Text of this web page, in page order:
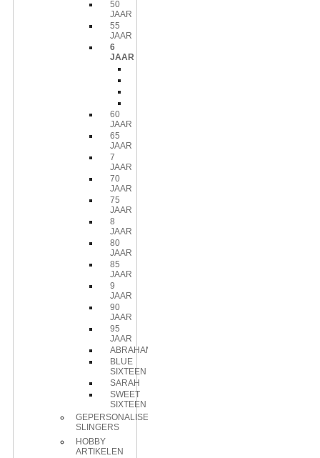
50
JAAR
55
JAAR
6
JAAR
60
JAAR
65
JAAR
7
JAAR
70
JAAR
75
JAAR
8
JAAR
80
JAAR
85
JAAR
9
JAAR
90
JAAR
95
JAAR
ABRAHAM
BLUE
SIXTEEN
SARAH
SWEET
SIXTEEN
GEPERSONALISEERDE
SLINGERS
HOBBY
ARTIKELEN